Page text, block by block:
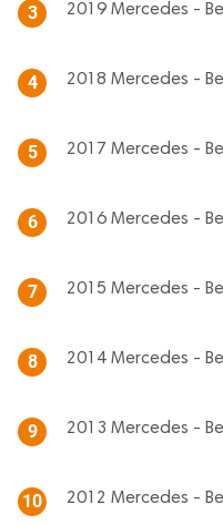
3 2019 Mercedes -
4 2018 Mercedes -
5 2017 Mercedes -
6 2016 Mercedes -
7 2015 Mercedes -
8 2014 Mercedes -
9 2013 Mercedes -
10 2012 Mercedes -